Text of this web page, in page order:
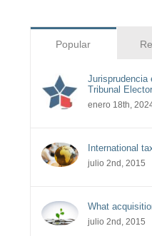
Popular
Jurisprudencia
Tribunal
enero 18th,
International
julio 2nd, 2015
What
julio 2nd, 2015